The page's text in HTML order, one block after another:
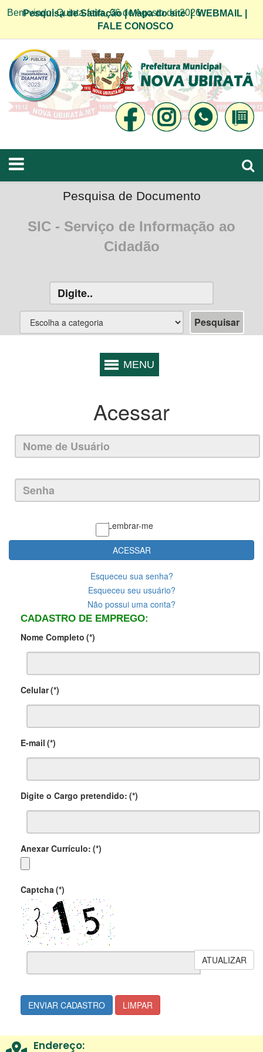
Bem vindo! Quinta-feira, 06 de Agosto de 2026
Pesquisa de Satifação|Mapa do site|WEBMAIL
FALE CONOSCO
Pesquisa de Documento
SIC - Serviço de Informação ao
Cidadão
Acessar
Lembrar-me
ACESSAR
Esqueceu sua senha?
Esqueceu seu usuário?
Não possui uma conta?
CADASTRO DE EMPREGO:
Nome Completo (*)
Celular(*)
E-mail (*)
Digite o Cargo pretendido: (*)
Anexar Currículo: (*)
Captcha (*)
ATUALIZAR
ENVIAR CADASTRO LIMPAR
Endereço: